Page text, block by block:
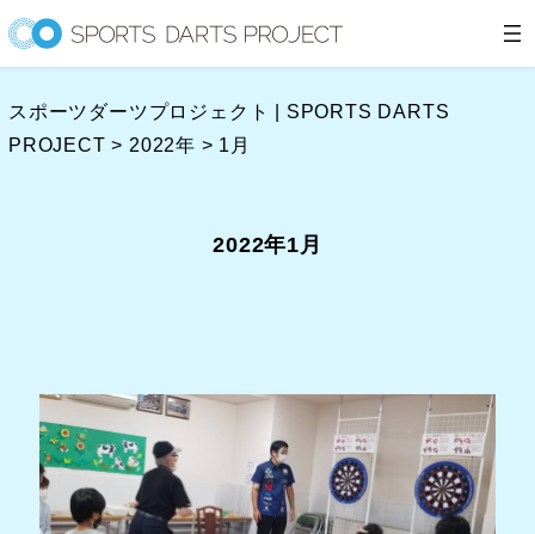
内
容
ス
キ
スポーツダーツプロジェクト | SPORTS DARTS
PROJECT > 2022年 > 1月
2022年1月